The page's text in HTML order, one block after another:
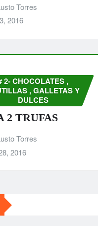
Torres
2016
2- CHOCOLATES ,
, GALLETAS Y
DULCES
2 TRUFAS
Torres
2016